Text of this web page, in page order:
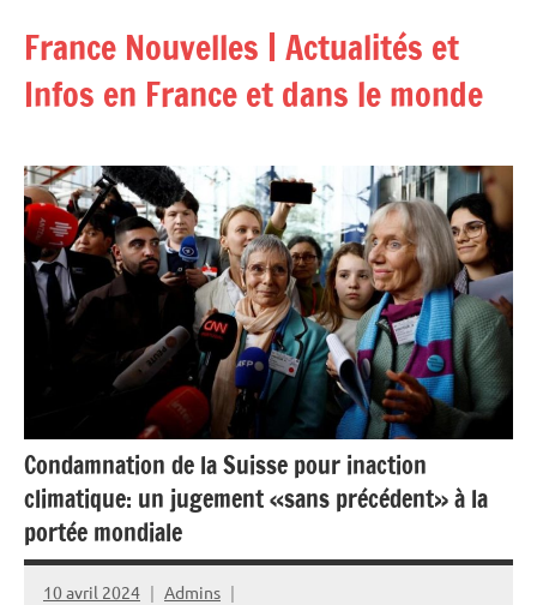
contenu
France Nouvelles | Actualités et
Infos en France et dans le monde
Condamnation de la Suisse pour inaction
climatique: un jugement «sans précédent» à la
portée mondiale
10 avril 2024 Admins